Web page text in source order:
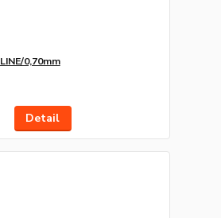
0,70mm
Detail